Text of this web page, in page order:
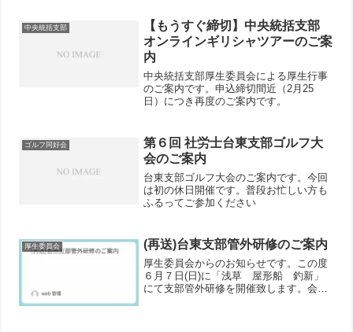
中央統括支部
【もうすぐ締切】中央統括支部
オンラインギリシャツアーのご案
内
中央統括支部厚生委員会による厚生行事
のご案内です。申込締切間近（2月25
日）につき再度のご案内です。
ゴルフ同好会
第６回 社労士台東支部ゴルフ大
会のご案内
台東支部ゴルフ大会のご案内です。今回
は初の休日開催です。普段お忙しい方も
ふるってご参加ください
厚生委員会 (再送)台東支部管外研修のご案内
厚生委員会からのお知らせです。この度
６月７日(日)に「浅草 屋形船 釣新」
にて支部管外研修を開催致します。会員